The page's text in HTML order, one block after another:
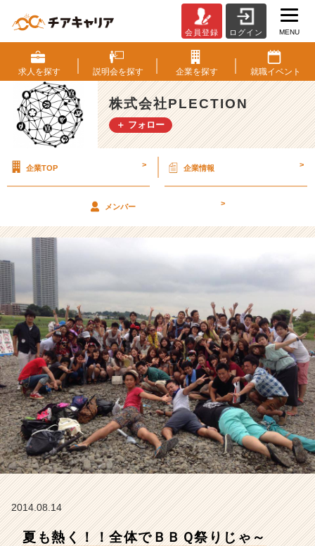
も
熱
く！！
全
体
で
祭
ゃ
P
L
E
C
T
I
O
N
の
タ
イ
|
会員登録 ログイン MENU
求人を探す 説明会を探す 企業を探す 就職イベント
株式会社PLECTION
＋ フォロー
企業TOP > 企業情報 >
メンバー >
2014.08.14
夏も熱く！！全体でＢＢＱ祭りじゃ～